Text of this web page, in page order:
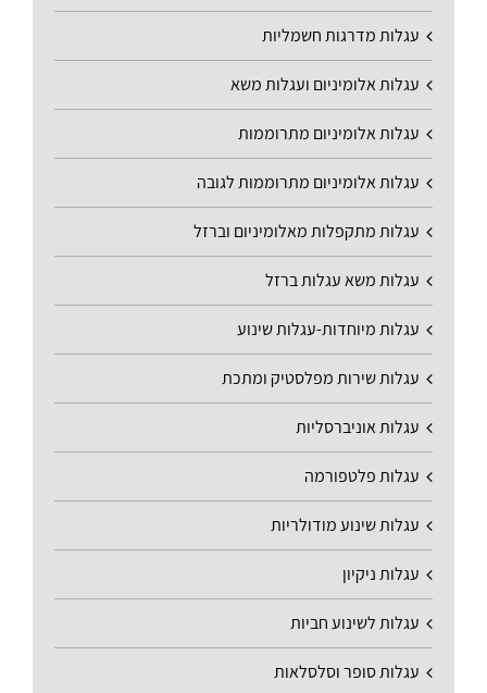
עגלות מדרגות חשמליות
עגלות אלומיניום ועגלות משא
עגלות אלומיניום מתרוממות
עגלות אלומיניום מתרוממות לגובה
עגלות מתקפלות מאלומיניום וברזל
עגלות משא עגלות ברזל
עגלות מיוחדות-עגלות שינוע
עגלות שירות מפלסטיק ומתכת
עגלות אוניברסליות
עגלות פלטפורמה
עגלות שינוע מודולריות
עגלות ניקיון
עגלות לשינוע חביות
עגלות סופר וסלסלאות